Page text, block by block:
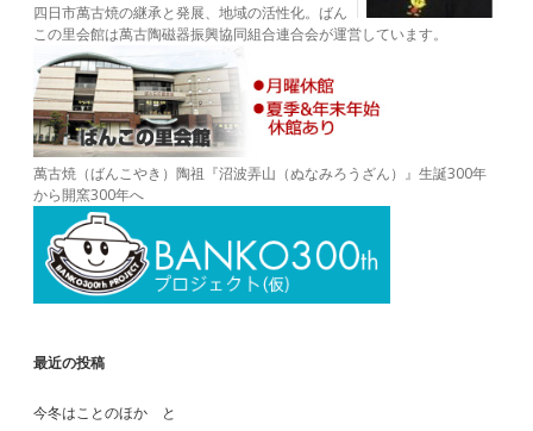
四日市萬古焼の継承と発展、地域の活性化。ばん
この里会館は萬古陶磁器振興協同組合連合会が運営しています。
萬古焼（ばんこやき）陶祖『沼波弄山（ぬなみろうざん）』生誕300年
から開窯300年へ
最近の投稿
今冬はことのほか と